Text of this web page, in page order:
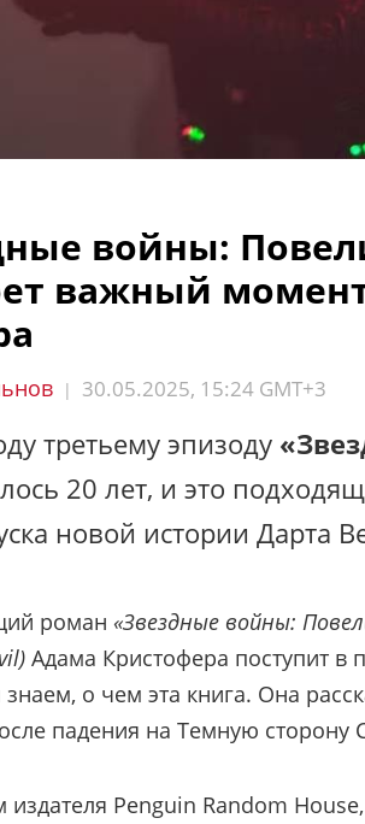
войны:
важный
| 30.05.2025, 15:24 GMT+3
третьему эпизоду
20 лет, и это
новой истории Дарта
роман «Звездные войны:
Адама Кристофера поступит в
о чем эта книга. Она
падения на Темную сторону
Penguin Random